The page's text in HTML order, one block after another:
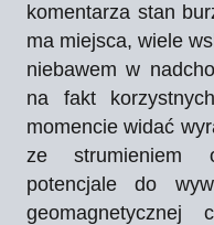
komentarza stan
ma miejsca, wiele
niebawem w
na fakt
momencie widać
ze strumieniem
potencjale do